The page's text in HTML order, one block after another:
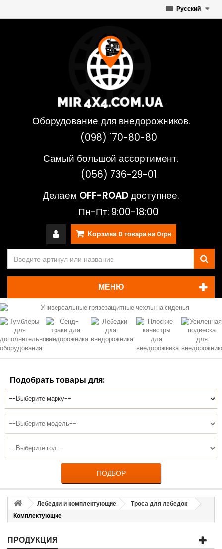
Русский
Оборудование для внедорожников.
(098) 170-80-80
Самый большой ассортимент.
(056) 736-29-01
Делаем OFF-ROADдоступнее.
Пн-Пт: 9:00-18:00
Корзина 0 товара на 0грн
МЕНЮ
Подобрать товары для:
ПОДБОР
Лебедки и комплектующие
Троса для лебедок
Комплектующие
ПРОДУКЦИЯ